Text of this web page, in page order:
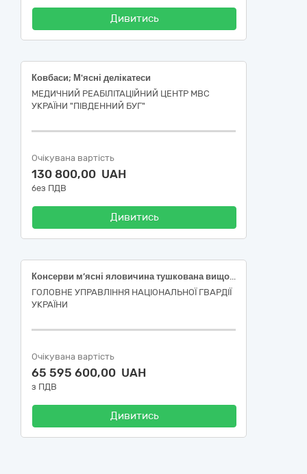
Дивитись
Ковбаси; М'ясні делікатеси
МЕДИЧНИЙ РЕАБІЛІТАЦІЙНИЙ ЦЕНТР МВС
УКРАЇНИ "ПІВДЕННИЙ БУГ"
Очікувана вартість
130 800,00 UAH
без ПДВ
Дивитись
Консерви м’ясні яловичина тушкована вищого ґатунку
ГОЛОВНЕ УПРАВЛІННЯ НАЦІОНАЛЬНОЇ ГВАРДІЇ
УКРАЇНИ
Очікувана вартість
65 595 600,00 UAH
з ПДВ
Дивитись